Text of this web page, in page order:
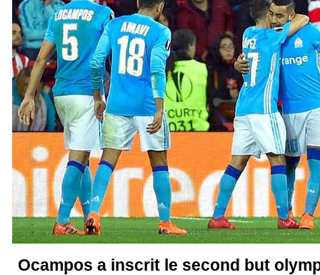
Ocampos a inscrit le second but